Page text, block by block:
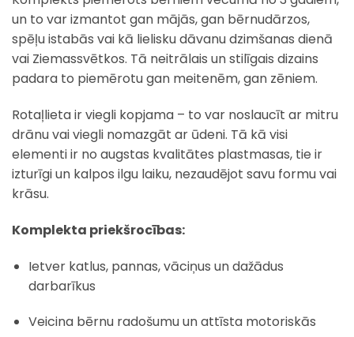
un to var izmantot gan mājās, gan bērnudārzos,
spēļu istabās vai kā lielisku dāvanu dzimšanas dienā
vai Ziemassvētkos. Tā neitrālais un stilīgais dizains
padara to piemērotu gan meitenēm, gan zēniem.
Rotaļlieta ir viegli kopjama – to var noslaucīt ar mitru
drānu vai viegli nomazgāt ar ūdeni. Tā kā visi
elementi ir no augstas kvalitātes plastmasas, tie ir
izturīgi un kalpos ilgu laiku, nezaudējot savu formu vai
krāsu.
Komplekta priekšrocības:
Ietver katlus, pannas, vāciņus un dažādus
darbarīkus
Veicina bērnu radošumu un attīsta motoriskās